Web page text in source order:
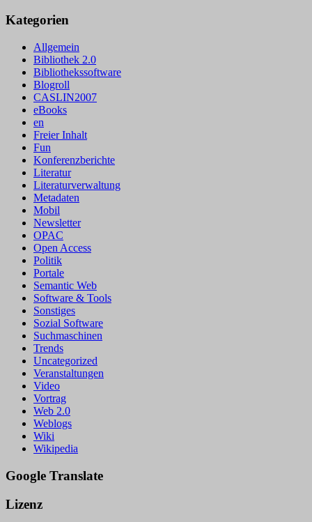
Kategorien
Allgemein
Bibliothek 2.0
Bibliothekssoftware
Blogroll
CASLIN2007
eBooks
en
Freier Inhalt
Fun
Konferenzberichte
Literatur
Literaturverwaltung
Metadaten
Mobil
Newsletter
OPAC
Open Access
Politik
Portale
Semantic Web
Software & Tools
Sonstiges
Sozial Software
Suchmaschinen
Trends
Uncategorized
Veranstaltungen
Video
Vortrag
Web 2.0
Weblogs
Wiki
Wikipedia
Google Translate
Lizenz